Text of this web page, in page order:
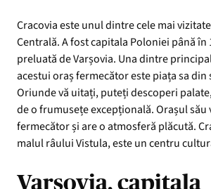
Cracovia este unul dintre cele mai
Centrală. A fost capitala Poloniei până în
preluată de Varșovia. Una dintre
acestui oraș fermecător este piața sa din
Oriunde vă uitați, puteți descoperi
de o frumusețe excepțională. Orașul său
fermecător și are o atmosferă plăcută.
malul râului Vistula, este un centru
Varșovia, capitala